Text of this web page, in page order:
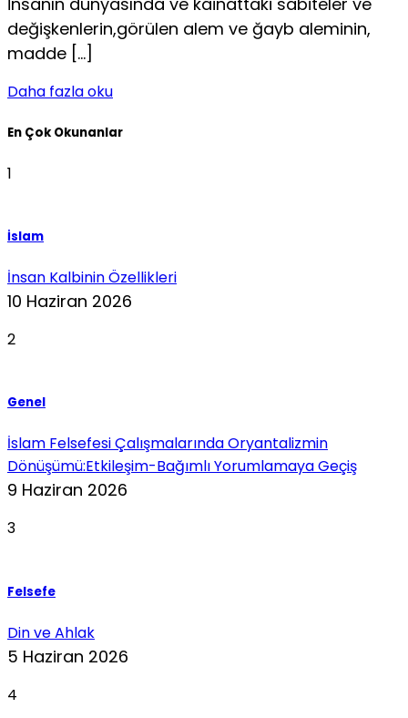
değişkenlerin,görülen alem ve ğayb aleminin,
madde […]
Daha fazla oku
En Çok Okunanlar
1
İslam
İnsan Kalbinin Özellikleri
10 Haziran 2026
2
Genel
İslam Felsefesi Çalışmalarında Oryantalizmin
Dönüşümü:Etkileşim-Bağımlı Yorumlamaya Geçiş
9 Haziran 2026
3
Felsefe
Din ve Ahlak
5 Haziran 2026
4